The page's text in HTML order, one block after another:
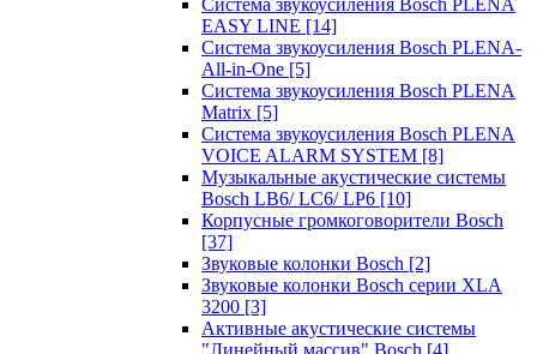
Система звукоусиления Bosch PLENA
EASY LINE [14]
Система звукоусиления Bosch PLENA-
All-in-One [5]
Система звукоусиления Bosch PLENA
Matrix [5]
Система звукоусиления Bosch PLENA
VOICE ALARM SYSTEM [8]
Музыкальные акустические системы
Bosch LB6/ LC6/ LP6 [10]
Корпусные громкоговорители Bosch
[37]
Звуковые колонки Bosch [2]
Звуковые колонки Bosch серии XLA
3200 [3]
Активные акустические системы
"Линейный массив" Bosch [4]